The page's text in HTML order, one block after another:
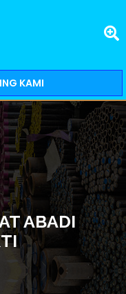
KAMI
ABADI